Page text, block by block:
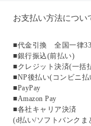
お支払い方法につい
■代金引換 全国一律
■銀行振込(前払い)
■クレジット決済(一括
■NP後払い(コンビニ払
■PayPay
■Amazon Pay
■各社キャリア決済
(d払い/ソフトバンクま